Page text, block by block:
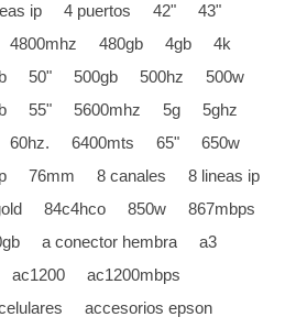
ip 4 puertos 42"
43"
4800mhz 480gb 4gb
4k
50" 500gb 500hz
500w
55" 5600mhz 5g
5ghz
60hz. 6400mts 65"
650w
76mm 8 canales
8 lineas ip
84c4hco 850w
867mbps
a conector hembra
a3
ac1200
ac1200mbps
accesorios epson